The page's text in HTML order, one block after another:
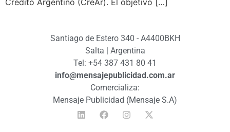
Crédito Argentino (CreAr). El objetivo […]
Santiago de Estero 340 - A4400BKH
Salta | Argentina
Tel: +54 387 431 80 41
info@mensajepublicidad.com.ar
Comercializa:
Mensaje Publicidad (Mensaje S.A)